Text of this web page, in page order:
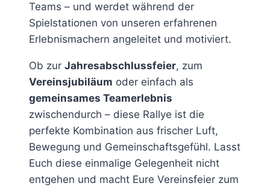
Teams – und werdet während der
Spielstationen von unseren erfahrenen
Erlebnismachern angeleitet und motiviert.
Ob zur Jahresabschlussfeier, zum
Vereinsjubiläum oder einfach als
gemeinsames Teamerlebnis
zwischendurch – diese Rallye ist die
perfekte Kombination aus frischer Luft,
Bewegung und Gemeinschaftsgefühl. Lasst
Euch diese einmalige Gelegenheit nicht
entgehen und macht Eure Vereinsfeier zum